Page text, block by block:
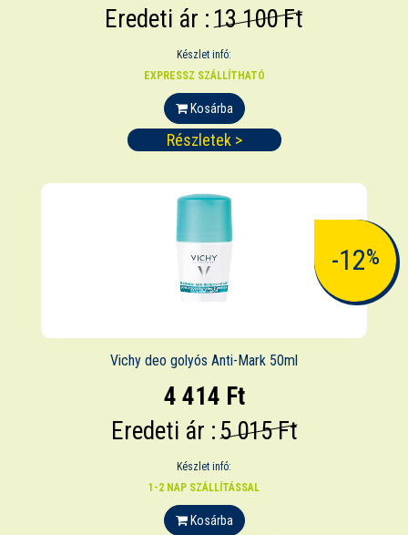
Eredeti ár :13 100 Ft
Készlet infó:
EXPRESSZ SZÁLLÍTHATÓ
Kosárba
Részletek >
-12%
Vichy deo golyós Anti-Mark 50ml
4 414 Ft
Eredeti ár :5 015 Ft
Készlet infó:
1-2 NAP SZÁLLÍTÁSSAL
Kosárba